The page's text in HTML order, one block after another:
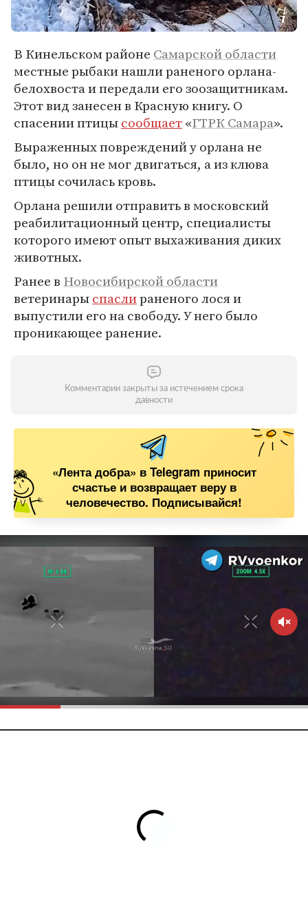
В Кинельском районе Самарской области
местные рыбаки нашли раненого орлана-
белохвоста и передали его зоозащитникам.
Этот вид занесен в Красную книгу. О
спасении птицысообщает«ГТРК Самара».
Выраженных повреждений у орлана не
было, но он не мог двигаться, а из клюва
птицы сочилась кровь.
Орлана решили отправить в московский
реабилитационный центр, специалисты
которого имеют опыт выхаживания диких
животных.
Ранее в Новосибирской области
ветеринарыспаслираненого лося и
выпустили его на свободу. У него было
проникающее ранение.
Комментарии закрыты за истечением срока
давности
«Лента добра» в Telegram приносит
счастье и возвращает веру в
человечество. Подписывайся!